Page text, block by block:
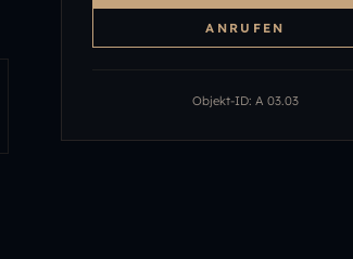
ANRUFEN
Objekt-ID: A 03.03